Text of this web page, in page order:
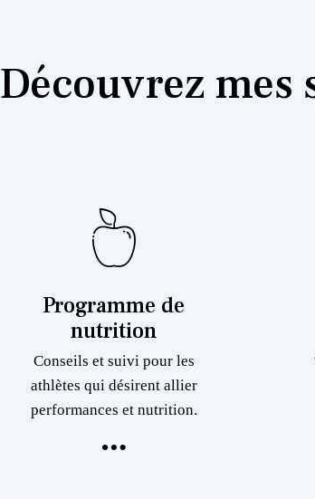
Découvrez mes
Programme de
nutrition
Conseils et suivi pour les
athlètes qui désirent allier
performances et nutrition.